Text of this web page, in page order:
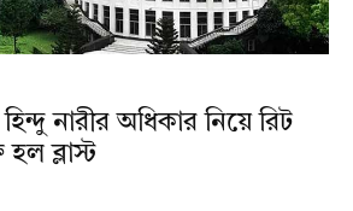
নারীর অধিকার নিয়ে রিট
ব্লাস্ট